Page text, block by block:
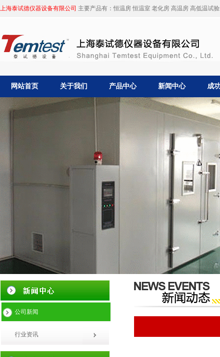
上海泰试德仪器设备有限公司 主要产品有：恒温房 恒温室 老化房 高温房 高低温试
网站首页 关于我们 产品中心 新闻中心 成
公司新闻
行业资讯